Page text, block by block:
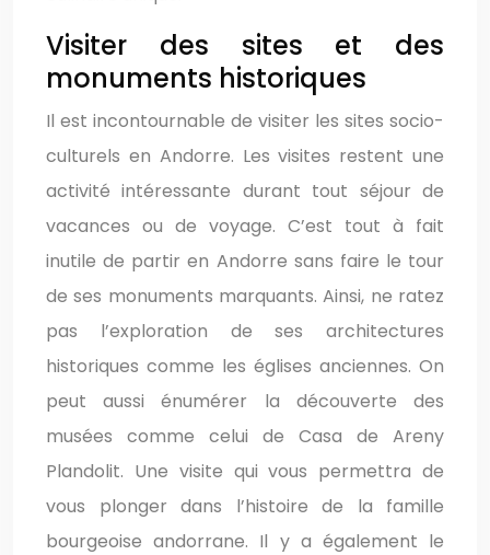
Visiter des sites et des
monuments historiques
Il est incontournable de visiter les sites socio-
culturels en Andorre. Les visites restent une
activité intéressante durant tout séjour de
vacances ou de voyage. C’est tout à fait
inutile de partir en Andorre sans faire le tour
de ses monuments marquants. Ainsi, ne ratez
pas l’exploration de ses architectures
historiques comme les églises anciennes. On
peut aussi énumérer la découverte des
musées comme celui de Casa de Areny
Plandolit. Une visite qui vous permettra de
vous plonger dans l’histoire de la famille
bourgeoise andorrane. Il y a également le